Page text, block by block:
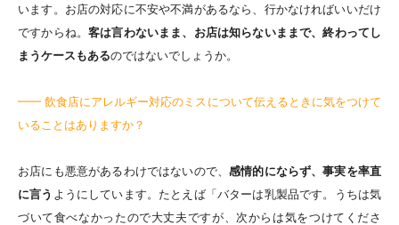
います。お店の対応に不安や不満があるなら、行かなければいいだけ
ですからね。 客は言わないまま、お店は知らないままで、終わってし
まうケースもあるのではないでしょうか。
━━ 飲食店にアレルギー対応のミスについて伝えるときに気をつけて
いることはありますか？
お店にも悪意があるわけではないので、 感情的にならず、事実を率直
に言う ようにしています。たとえば「バターは乳製品です。うちは気
づいて食べなかったので大丈夫ですが、次からは気をつけてくださ